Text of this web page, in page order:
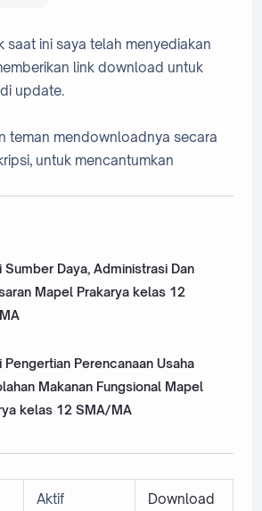
saat ini saya telah menyediakan
link download untuk
update.
teman mendownloadnya secara
untuk mencantumkan
Sumber Daya, Administrasi Dan
Mapel Prakarya kelas 12
Pengertian Perencanaan Usaha
Makanan Fungsional Mapel
kelas 12 SMA/MA
Aktif Download